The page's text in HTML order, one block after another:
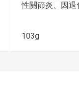
性關節炎、因
103g